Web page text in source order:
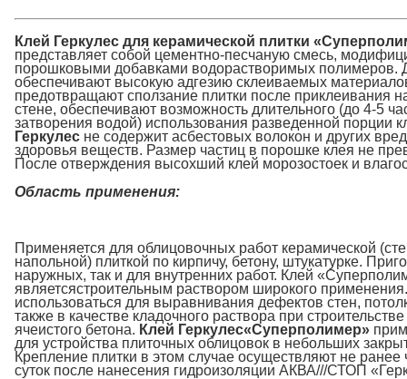
Клей Геркулес для керамической плитки
представляет собой цементно-песчаную смесь,
порошковыми добавками водорастворимых полимеров.
обеспечивают высокую адгезию склеиваемых
предотвращают сползание плитки после приклеивания
стене, обеспечивают возможность длительного (до 4-5
затворения водой) использования разведенной порции
Геркулес не содержит асбестовых волокон и других
здоровья веществ. Размер частиц в порошке клея не
После отверждения высохший клей морозостоек и
Область применения:
Применяется для облицовочных работ керамической
напольной) плиткой по кирпичу, бетону, штукатурке.
наружных, так и для внутренних работ. Клей
являетсястроительным раствором широкого
использоваться для выравнивания дефектов стен,
также в качестве кладочного раствора при
ячеистого бетона. Клей Геркулес«Суперполимер»
для устройства плиточных облицовок в небольших
Крепление плитки в этом случае осуществляют не ранее
суток после нанесения гидроизоляции АКВА///СТОП